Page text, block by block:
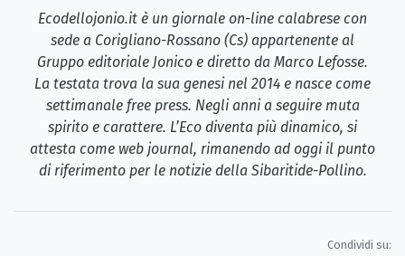
Ecodellojonio.it è un giornale on-line calabrese con
sede a Corigliano-Rossano (Cs) appartenente al
Gruppo editoriale Jonico e diretto da Marco Lefosse.
La testata trova la sua genesi nel 2014 e nasce come
settimanale free press. Negli anni a seguire muta
spirito e carattere. L’Eco diventa più dinamico, si
attesta come web journal, rimanendo ad oggi il punto
di riferimento per le notizie della Sibaritide-Pollino.
Condividi su: